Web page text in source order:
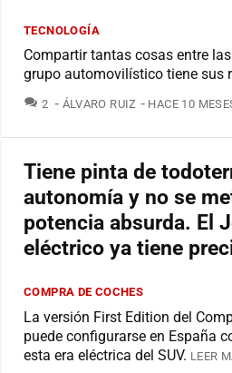
TECNOLOGÍA
Compartir tantas cosas entre
grupo automovilístico tiene sus
2 COMENTARIOS
ÁLVARO RUIZ HACE 10
Tiene pinta de
autonomía y no se
potencia absurda. El
eléctrico ya tiene
COMPRA DE COCHES
La versión First Edition del
puede configurarse en España
esta era eléctrica del SUV. LEER